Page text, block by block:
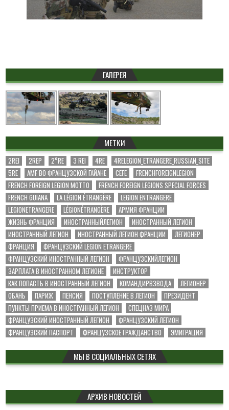
ГАЛЕРЕЯ
МЕТКИ
2REI 2REP 2°RE 3 REI 4RE
4RELEGION_ETRANGERE_RUSSIAN_SITE
5RE
AMF ВО ФРАНЦУЗСКОЙ ГАЙАНЕ CEFE
FRENCHFOREIGNLEGION
FRENCH FOREIGN LEGION MOTTO
FRENCH FOREIGN LEGIONS SPECIAL FORCES
FRENCH GUIANA
LA LÉGION ÉTRANGÈRE
LEGION ENTRANGERE
LEGIONETRANGERE
LÉGIONÉTRANGÈRE
АРМИЯ ФРАНЦИИ
ЖИЗНЬ ФРАНЦИЯ
ИНОСТРАННЫЙЛЕГИОН
ИНОСТРАННЫЙ ЛЕГИОН
ИНОСТРАННЫЙ ЛЕГИОН
ИНОСТРАННЫЙ ЛЕГИОН ФРАНЦИИ
ЛЕГИОНЕР
ФРАНЦИЯ
ФРАНЦУЗСКИЙ LEGION ETRANGERE
ФРАНЦУЗСКИЙ ИНОСТРАННЫЙ ЛЕГИОН
ФРАНЦУЗСКИЙЛЕГИОН
ЗАРПЛАТА В ИНОСТРАННОМ ЛЕГИОНЕ
ИНСТРУКТОР
КАК ПОПАСТЬ В ИНОСТРАННЫЙ ЛЕГИОН
КОМАНДИРВЗВОДА
ЛЕГИОНЕР
ОБАНЬ
ПАРИЖ ПЕНСИЯ ПОСТУПЛЕНИЕ В ЛЕГИОН
ПРЕЗИДЕНТ
ПУНКТЫ ПРИЕМА В ИНОСТРАННЫЙ ЛЕГИОН
СПЕЦНАЗ МИРА
ФРАНЦУЗСКИЙ ИНОСТРАННЫЙ ЛЕГИОН
ФРАНЦУЗСКИЙ ЛЕГИОН
ФРАНЦУЗСКИЙ ПАСПОРТ
ФРАНЦУЗСКОЕ ГРАЖДАНСТВО ЭМИГРАЦИЯ
МЫ В СОЦИАЛЬНЫХ СЕТЯХ
АРХИВ НОВОСТЕЙ